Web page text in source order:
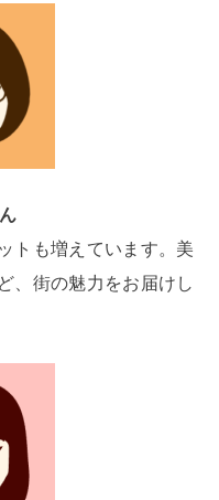
トも増えています。美
、街の魅力をお届けし